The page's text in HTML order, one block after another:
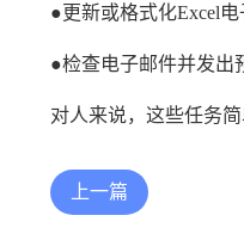
●更新或格式化Excel电
●检查电子邮件并发出
对人来说，这些任务
上一篇